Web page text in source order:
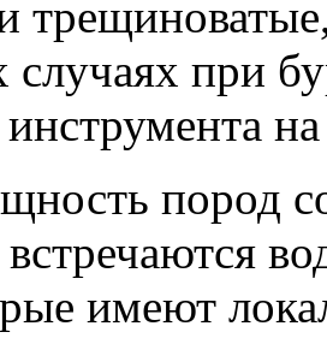
случаях при
инструмента
пород
встречаются
имеют